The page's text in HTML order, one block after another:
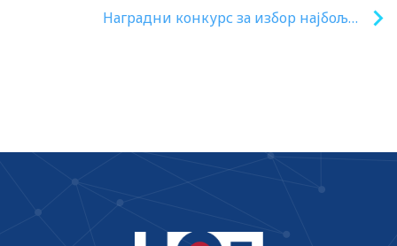
учења” за први круг школа
Наградни конкурс за избор најбољих